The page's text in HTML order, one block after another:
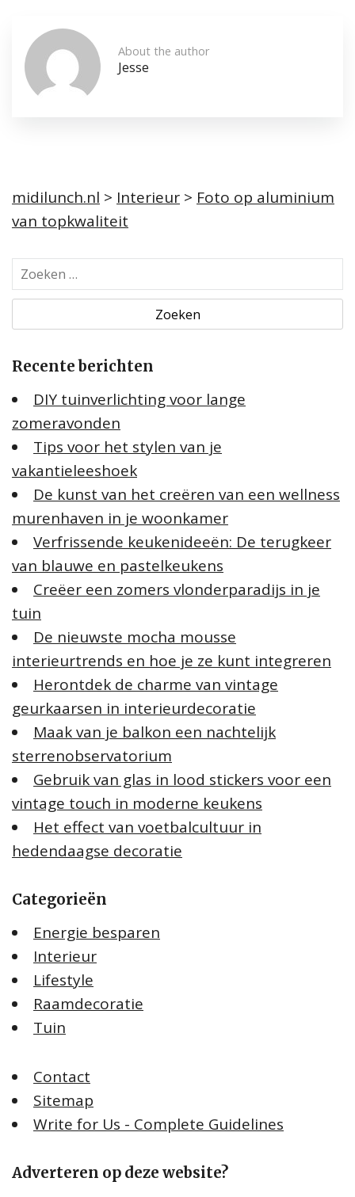
About the author
Jesse
midilunch.nl > Interieur > Foto op aluminium
van topkwaliteit
o
k
n
a
a
r
:
Recente berichten
DIY tuinverlichting voor lange
zomeravonden
Tips voor het stylen van je
vakantieleeshoek
De kunst van het creëren van een wellness
murenhaven in je woonkamer
Verfrissende keukenideeën: De terugkeer
van blauwe en pastelkeukens
Creëer een zomers vlonderparadijs in je
tuin
De nieuwste mocha mousse
interieurtrends en hoe je ze kunt integreren
Herontdek de charme van vintage
geurkaarsen in interieurdecoratie
Maak van je balkon een nachtelijk
sterrenobservatorium
Gebruik van glas in lood stickers voor een
vintage touch in moderne keukens
Het effect van voetbalcultuur in
hedendaagse decoratie
Categorieën
Energie besparen
Interieur
Lifestyle
Raamdecoratie
Tuin
Contact
Sitemap
Write for Us - Complete Guidelines
Adverteren op deze website?